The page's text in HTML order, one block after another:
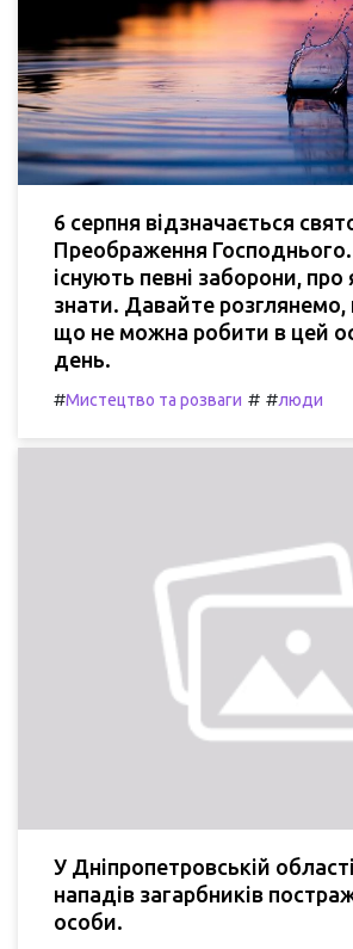
6 серпня відзначається
Преображення
існують певні заборони, про
знати. Давайте
що не можна робити в цей
день.
#Мистецтво та розваги # #люди
У Дніпропетровській
нападів загарбників
особи.